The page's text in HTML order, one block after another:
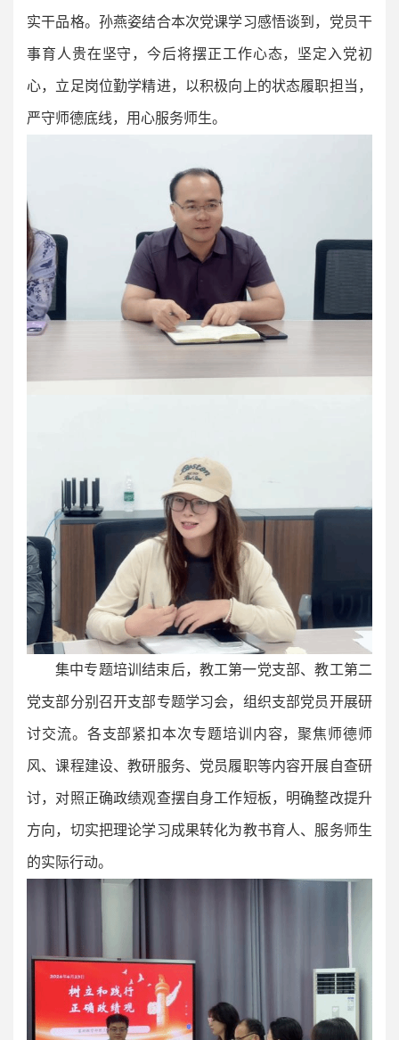
实干品格。孙燕姿结合本次党课学习感悟谈到，党员干
事育人贵在坚守，今后将摆正工作心态，坚定入党初
心，立足岗位勤学精进，以积极向上的状态履职担当，
严守师德底线，用心服务师生。
集中专题培训结束后，教工第一党支部、教工第二
党支部分别召开支部专题学习会，组织支部党员开展研
讨交流。各支部紧扣本次专题培训内容，聚焦师德师
风、课程建设、教研服务、党员履职等内容开展自查研
讨，对照正确政绩观查摆自身工作短板，明确整改提升
方向，切实把理论学习成果转化为教书育人、服务师生
的实际行动。